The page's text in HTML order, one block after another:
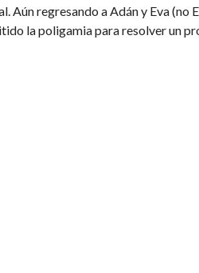
regresando a Adán y Eva (no
la poligamia para resolver un